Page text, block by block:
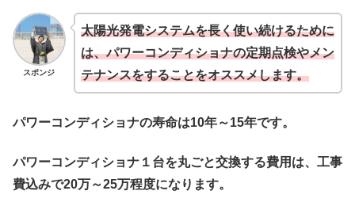
スポンジ
太陽光発電システムを長く使い続けるために
は、パワーコンディショナの定期点検やメン
テナンスをすることをオススメします。
パワーコンディショナの寿命は10年～15年です。
パワーコンディショナ１台を丸ごと交換する費用は、工事
費込みで20万～25万程度になります。